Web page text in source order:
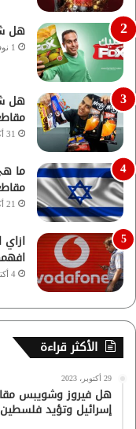
هل
1 نوفمبر، 2023
هل
31 أكتوبر، 2023
ما
مقاطعتها؟..
21 أكتوبر، 2023
4 أكتوبر، 2023
الأكثر قراءة
29 أكتوبر، 2023
هل فيروز وشويبس
إسرائيل وتؤيد فلسطين